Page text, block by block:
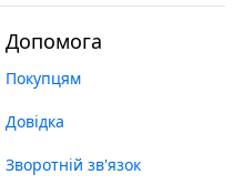
Допомога
Покупцям
Довідка
Зворотній зв'язок